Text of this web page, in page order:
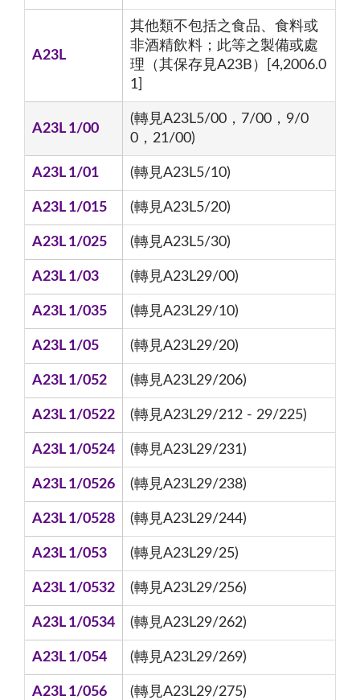
A23L
其他類不包括之食品、食料或
非酒精飲料；此等之製備或處
理（其保存見A23B）[4,2006.0
1]
A23L 1/00
(轉見A23L5/00，7/00，9/0
0，21/00)
A23L 1/01 (轉見A23L5/10)
A23L 1/015 (轉見A23L5/20)
A23L 1/025 (轉見A23L5/30)
A23L 1/03 (轉見A23L29/00)
A23L 1/035 (轉見A23L29/10)
A23L 1/05 (轉見A23L29/20)
A23L 1/052 (轉見A23L29/206)
A23L 1/0522 (轉見A23L29/212 - 29/225)
A23L 1/0524 (轉見A23L29/231)
A23L 1/0526 (轉見A23L29/238)
A23L 1/0528 (轉見A23L29/244)
A23L 1/053 (轉見A23L29/25)
A23L 1/0532 (轉見A23L29/256)
A23L 1/0534 (轉見A23L29/262)
A23L 1/054 (轉見A23L29/269)
A23L 1/056 (轉見A23L29/275)